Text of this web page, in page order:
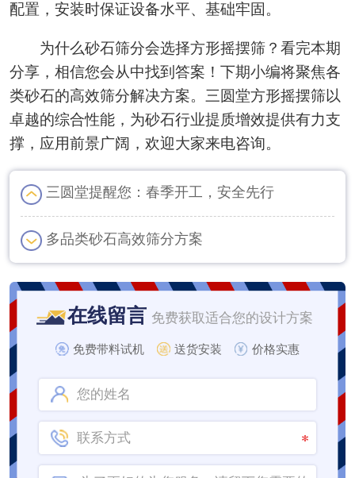
配置，安装时保证设备水平、基础牢固。
为什么砂石筛分会选择方形摇摆筛？看完本期
分享，相信您会从中找到答案！下期小编将聚焦各
类砂石的高效筛分解决方案。三圆堂方形摇摆筛以
卓越的综合性能，为砂石行业提质增效提供有力支
撑，应用前景广阔，欢迎大家来电咨询。
三圆堂提醒您：春季开工，安全先行
多品类砂石高效筛分方案
在线留言 免费获取适合您的设计方案
免费带料试机 送货安装 价格实惠